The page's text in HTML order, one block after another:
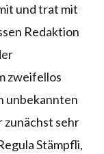
und trat mit
Redaktion
zweifellos
unbekannten
zunächst sehr
Stämpfli,